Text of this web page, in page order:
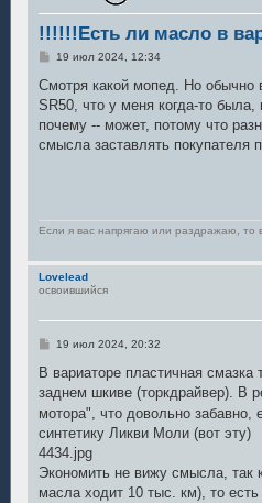
!!!!!!Есть ли масло в
С
о
щ
е
и
19 июл 2024, 12:34
Смотря какой мопед. Но обычно
SR50, что у меня когда-то
почему -- может, потому что
смысла заставлять покупателя
Если я вас напрягаю или раздражаю, то
Lovelead
освоившийся
С
о
щ
е
н
и
е
19 июл 2024, 20:32
В вариаторе пластичная
заднем шкиве (торкдрайвер). В
мотора", что довольно забавно,
синтетику Ликви Моли (вот эту)
4434.jpg
Экономить не вижу смысла, так
масла ходит 10 тыс. км), то